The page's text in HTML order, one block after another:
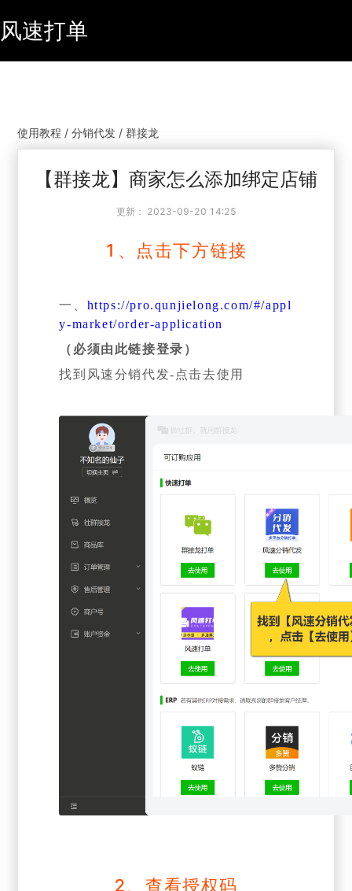
风速打单
使用教程 / 分销代发 / 群接龙
【群接龙】商家怎么添加绑定店铺
更新： 2023-09-20 14:25
1、点击下方链接
一、 https://pro.qunjielong.com/#/appl
y-market/order-application
（必须由此链接登录）
找到风速分销代发-点击去使用
2、查看授权码